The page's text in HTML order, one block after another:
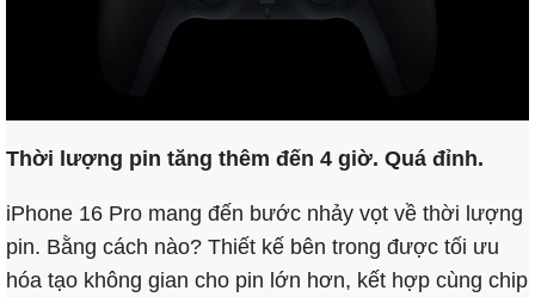
Thời lượng pin tăng thêm đến 4 giờ. Quá đỉnh.
iPhone 16 Pro mang đến bước nhảy vọt về thời lượng
pin. Bằng cách nào? Thiết kế bên trong được tối ưu
hóa tạo không gian cho pin lớn hơn, kết hợp cùng chip